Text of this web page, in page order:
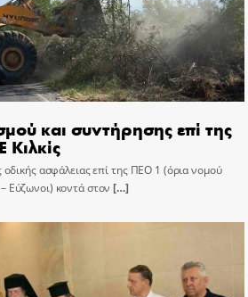
και συντήρησης επί της
οδικής ασφάλειας επί της ΠΕΟ 1 (όρια νομού
Εύζωνοι) κοντά στον […]